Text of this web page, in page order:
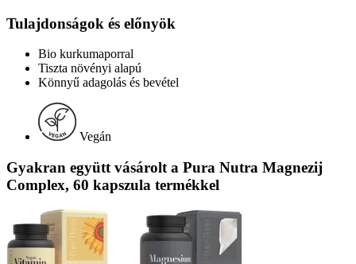
Tulajdonságok és előnyök
Bio kurkumaporral
Tiszta növényi alapú
Könnyű adagolás és bevétel
Vegán
Gyakran együtt vásárolt a Pura Nutra Magnezij
Complex, 60 kapszula termékkel